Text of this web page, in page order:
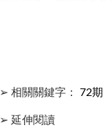
主要探討公債殖利率
內對資本市場的研究
➢ 相關關鍵字： 72期
➢ 延伸閱讀